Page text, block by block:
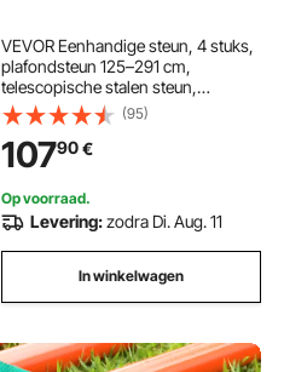
VEVOR Eenhandige steun, 4 stuks,
plafondsteun 125–291 cm,
telescopische stalen steun,
montagesteun met een
draagvermogen tot 90 kg voor het
installeren van kasten, het tillen van
gipsplaten en het optillen van
ladingstangen.
(95)
10790€
Op voorraad.
Levering:zodra Di. Aug. 11
In winkelwagen